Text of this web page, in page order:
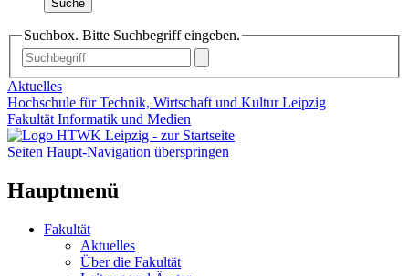
Suche
Suchbox. Bitte Suchbegriff eingeben.
Aktuelles
Hochschule für Technik, Wirtschaft und Kultur Leipzig
Fakultät Informatik und Medien
Seiten Haupt-Navigation überspringen
Hauptmenü
Fakultät
Aktuelles
Über die Fakultät